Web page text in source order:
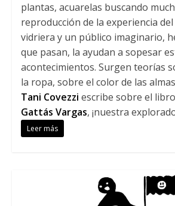
plantas, acuarelas buscando
reproducción de la experiencia
vidriera y un público imaginario,
que pasan, la ayudan a sopesar
acontecimientos. Surgen teorías
la ropa, sobre el color de las
Tani Covezzi escribe sobre el
Gattás Vargas, ¡nuestra
Leer más